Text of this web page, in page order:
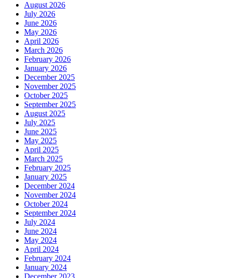
August 2026
July 2026
June 2026
May 2026
April 2026
March 2026
February 2026
January 2026
December 2025
November 2025
October 2025
September 2025
August 2025
July 2025
June 2025
May 2025
April 2025
March 2025
February 2025
January 2025
December 2024
November 2024
October 2024
September 2024
July 2024
June 2024
May 2024
April 2024
February 2024
January 2024